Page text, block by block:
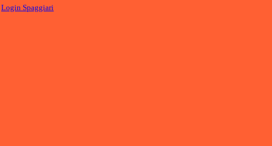
Login Spaggiari